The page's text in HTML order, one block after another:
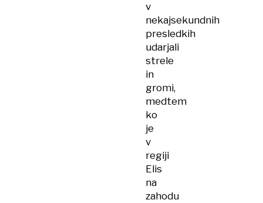
v
nekajsekundnih
presledkih
udarjali
strele
in
gromi,
medtem
ko
je
v
regiji
Elis
na
zahodu